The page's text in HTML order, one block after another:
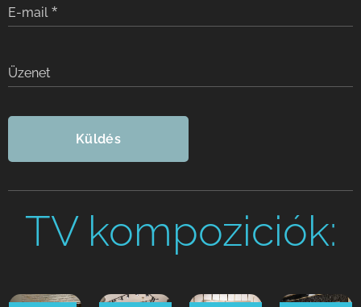
E-mail
Üzenet
Küldés
TV kompoziciók: